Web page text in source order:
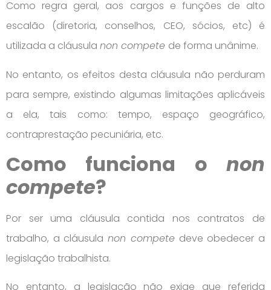
Como regra geral, aos cargos e funções de alto
escalão (diretoria, conselhos, CEO, sócios, etc) é
utilizada a cláusula non compete de forma unânime.
No entanto, os efeitos desta cláusula não perduram
para sempre, existindo algumas limitações aplicáveis
a ela, tais como: tempo, espaço geográfico,
contraprestação pecuniária, etc.
Como funciona o non
compete?
Por ser uma cláusula contida nos contratos de
trabalho, a cláusulanon competedeve obedecer a
legislação trabalhista.
No entanto, a legislação não exige que referida